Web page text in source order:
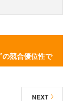
競合優位性で
NEXT